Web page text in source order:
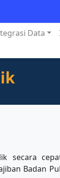
Data
secara
Badan